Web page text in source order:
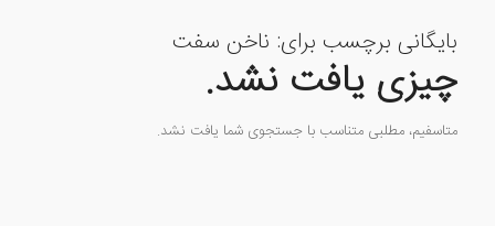
بایگانی برچسب برای: ناخن سفت
چیزی یافت نشد.
متاسفیم، مطلبی متناسب با جستجوی شما یافت نشد.